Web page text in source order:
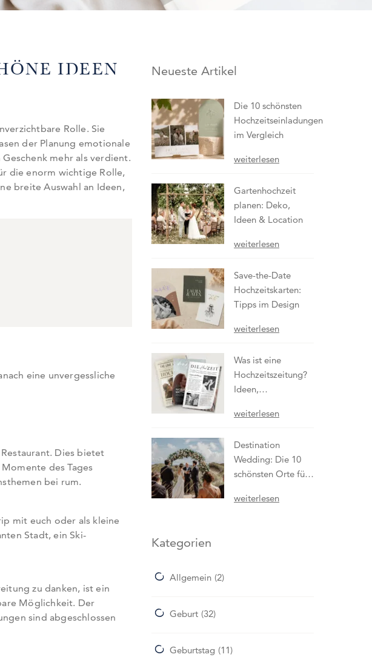
IDEEN
Rolle. Sie
der Planung emotionale
mehr als verdient.
die enorm wichtige Rolle,
breite Auswahl an Ideen,
eine unvergessliche
Dies bietet
des Tages
bei rum.
mit euch oder als kleine
Stadt, ein Ski-
zu danken, ist ein
Möglichkeit. Der
sind abgeschlossen
Neueste Artikel
Die 10 schönsten
Hochzeitseinladungen
im Vergleich
weiterlesen
Gartenhochzeit
planen: Deko,
Ideen & Location
weiterlesen
Save-the-Date
Hochzeitskarten:
Tipps im Design
weiterlesen
Was ist eine
Hochzeitszeitung?
Ideen,
& Tipps zur
weiterlesen
Destination
Wedding: Die 10
schönsten Orte für
weiterlesen
Kategorien
Allgemein (2)
Geburt (32)
Geburtstag (11)